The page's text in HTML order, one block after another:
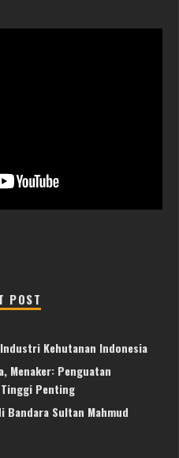
POST
Kehutanan Indonesia
Menaker: Penguatan
Penting
Bandara Sultan Mahmud